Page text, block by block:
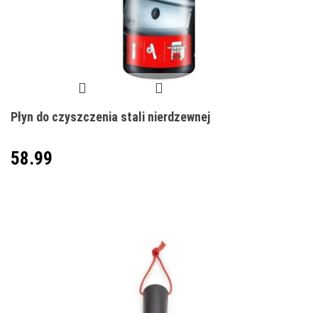
Płyn do czyszczenia stali nierdzewnej
58.99